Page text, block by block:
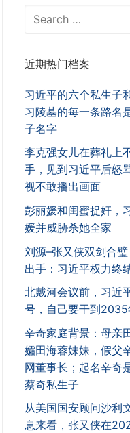
Search
近期热门档案
习近平的六个私生子
习陵墓的每一条路名
子名字
李克强女儿在葬礼上
手，见到习近平后怒
视不敢播出画面
彭丽媛和闺蜜捉奸，
媛并威胁杀她全家
刘源–张又侠双剑合
出手：习近平权力终
北戴河会议前，习近
号，自己要干到2035
辛奇家庭背景：母亲
孀田海蓉妹妹，假父
网董事长；起名辛奇
蔡奇私生子
从美国国安顾问沙利
息来看，张又侠在